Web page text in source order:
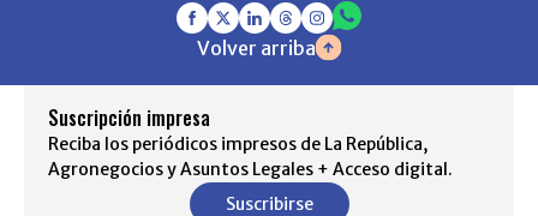
Volver arriba
Suscripción impresa
Reciba los periódicos impresos de La República,
Agronegocios y Asuntos Legales + Acceso digital.
Suscribirse